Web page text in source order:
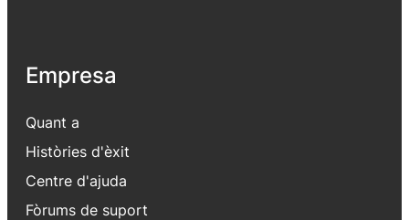
Empresa
Quant a
Històries d'èxit
Centre d'ajuda
Fòrums de suport